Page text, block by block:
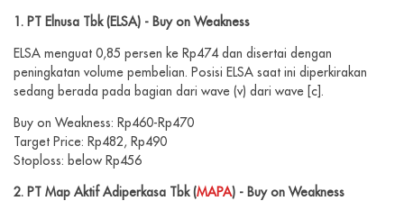
1. PT Elnusa Tbk (ELSA) - Buy on Weakness
ELSA menguat 0,85 persen ke Rp474 dan disertai dengan
peningkatan volume pembelian. Posisi ELSA saat ini diperkirakan
sedang berada pada bagian dari wave (v) dari wave [c].
Buy on Weakness: Rp460-Rp470
Target Price: Rp482, Rp490
Stoploss: below Rp456
2. PT Map Aktif Adiperkasa Tbk (MAPA) - Buy on Weakness